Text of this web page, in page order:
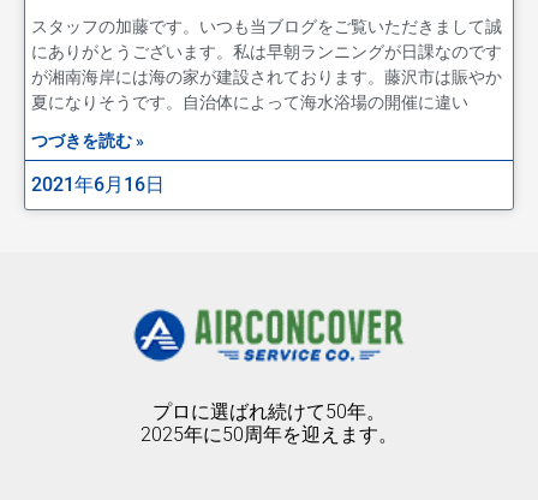
スタッフの加藤です。いつも当ブログをご覧いただきまして誠
にありがとうございます。私は早朝ランニングが日課なのです
が湘南海岸には海の家が建設されております。藤沢市は賑やか
夏になりそうです。自治体によって海水浴場の開催に違い
つづきを読む »
2021年6月16日
プロに選ばれ続けて50年。
2025年に50周年を迎えます。